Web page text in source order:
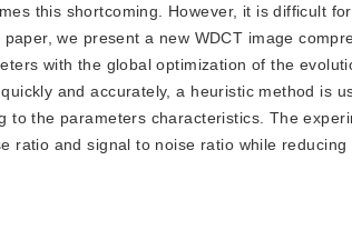
this shortcoming. However, it is difficult
we present a new WDCT image
with the global optimization of the
and accurately, a heuristic method is
the parameters characteristics. The
ratio and signal to noise ratio while